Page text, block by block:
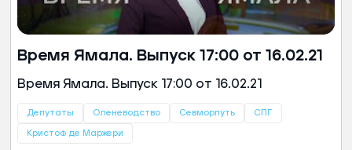
Время Ямала. Выпуск 17:00 от 16.02.21
Время Ямала. Выпуск 17:00 от 16.02.21
Депутаты Оленеводство Севморпуть СПГ
Кристоф де Маржери